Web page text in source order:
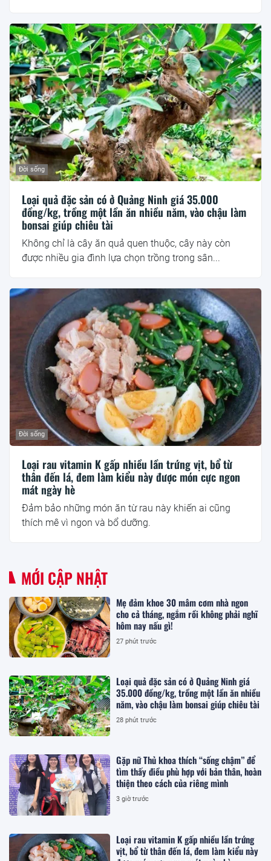
Đời sống
Loại quả đặc sản có ở Quảng Ninh giá 35.000
đồng/kg, trồng một lần ăn nhiều năm, vào chậu làm
bonsai giúp chiêu tài
Không chỉ là cây ăn quả quen thuộc, cây này còn
được nhiều gia đình lựa chọn trồng trong sân...
Đời sống
Loại rau vitamin K gấp nhiều lần trứng vịt, bổ từ
thân đến lá, đem làm kiểu này được món cực ngon
mát ngày hè
Đảm bảo những món ăn từ rau này khiến ai cũng
thích mê vì ngon và bổ dưỡng.
MỚI CẬP NHẬT
Mẹ đảm khoe 30 mâm cơm nhà ngon
cho cả tháng, ngắm rồi không phải nghĩ
hôm nay nấu gì!
27 phút trước
Loại quả đặc sản có ở Quảng Ninh giá
35.000 đồng/kg, trồng một lần ăn nhiều
năm, vào chậu làm bonsai giúp chiêu tài
28 phút trước
Gặp nữ Thủ khoa thích “sống chậm” để
tìm thấy điều phù hợp với bản thân, hoàn
thiện theo cách của riêng mình
3 giờ trước
Loại rau vitamin K gấp nhiều lần trứng
vịt, bổ từ thân đến lá, đem làm kiểu này